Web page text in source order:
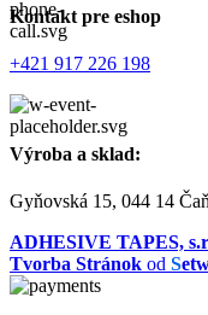
Kontakt pre eshop
+421 917 226 198
Výroba a sklad:
Gyňovská 15, 044 14
ADHESIVE TAPES,
Tvorba Stránok od S